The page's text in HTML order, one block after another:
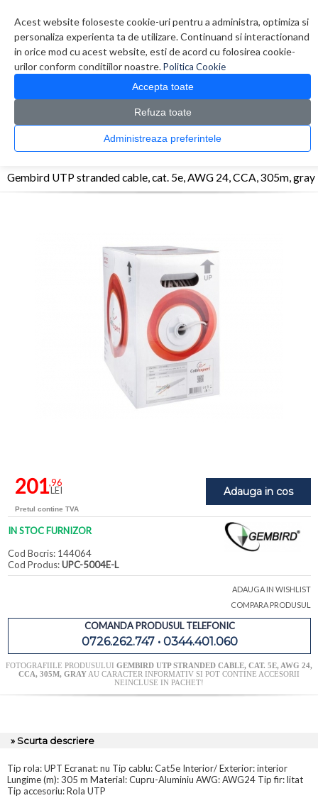
Acest website foloseste cookie-uri pentru a administra, optimiza si
personaliza experienta ta de utilizare. Continuand si interactionand
in orice mod cu acest website, esti de acord cu folosirea cookie-
urilor conform conditiilor noastre.Politica Cookie
Accepta toate
Refuza toate
Administreaza preferintele
0 produs(e)
CATALOG PRODUSE
> Cabluri > Gembird UTP stranded cable, cat. 5e, AWG 24,
Gembird UTP stranded cable, cat. 5e, AWG 24, CCA, 305m, gray
Adauga in cos
201,96
LEI
Pretul contine TVA
IN STOC FURNIZOR
Cod Bocris: 144064
Cod Produs:UPC-5004E-L
ADAUGA IN WISHLIST
COMPARA PRODUSUL
COMANDA PRODUSUL TELEFONIC
0726.262.747 • 0344.401.060
FOTOGRAFIILE PRODUSULUI GEMBIRD UTP STRANDED CABLE, CAT. 5E, AWG 24,
CCA, 305M, GRAYAU CARACTER INFORMATIV SI POT CONTINE ACCESORII
NEINCLUSE IN PACHET!
» Scurta descriere
Tip rola: UPT Ecranat: nu Tip cablu: Cat5e Interior/ Exterior: interior
Lungime (m): 305 m Material: Cupru-Aluminiu AWG: AWG24 Tip fir: litat
Tip accesoriu: Rola UTP